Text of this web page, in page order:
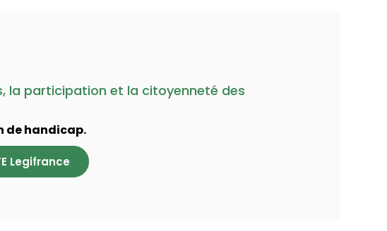
la participation et la citoyenneté des
de handicap.
Legifrance